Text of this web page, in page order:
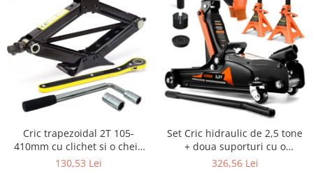
Cric trapezoidal 2T 105-
410mm cu clichet si o cheie
telescopica pentru roti
130,53 Lei
Set Cric hidraulic de 2,5 tone
+ doua suporturi cu o
capacitate de ridicare de 3T
326,56 Lei